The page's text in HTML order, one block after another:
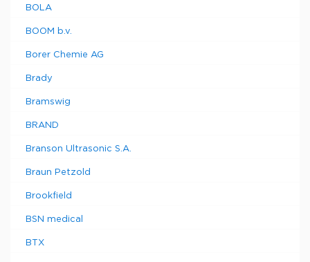
BOLA
BOOM b.v.
Borer Chemie AG
Brady
Bramswig
BRAND
Branson Ultrasonic S.A.
Braun Petzold
Brookfield
BSN medical
BTX